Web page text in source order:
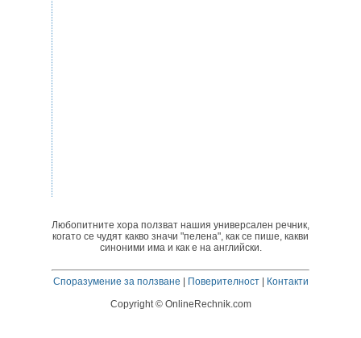
Любопитните хора ползват нашия универсален речник,
когато се чудят какво значи "пелена", как се пише, какви
синоними има и как е на английски.
Споразумение за ползване | Поверителност| Контакти
Copyright © OnlineRechnik.com